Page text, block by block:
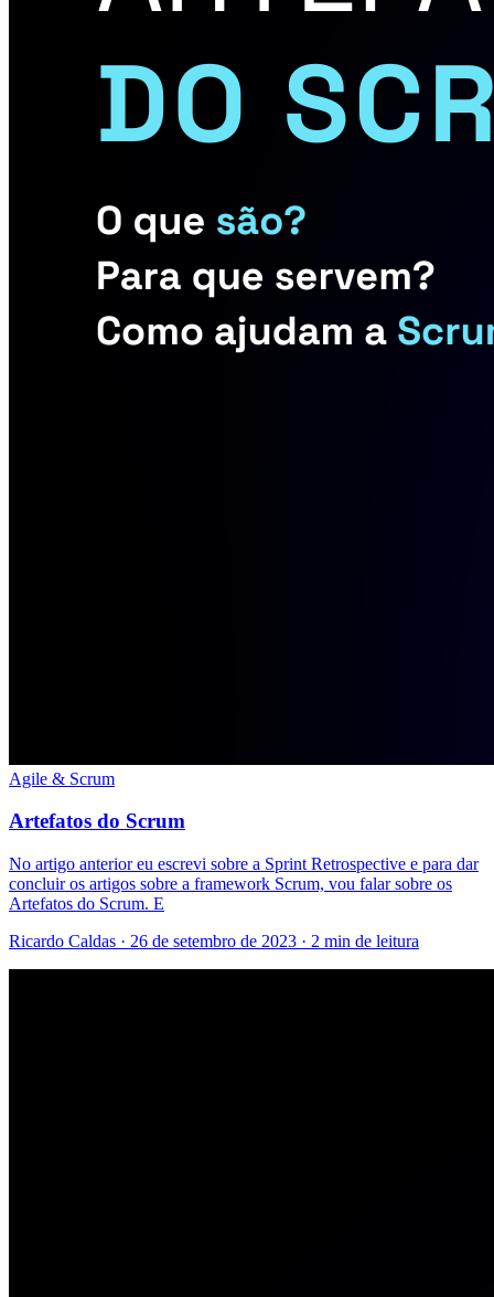
Agile & Scrum
Artefatos do Scrum
No artigo anterior eu escrevi sobre a Sprint Retrospective e para dar
concluir os artigos sobre a framework Scrum, vou falar sobre os
Artefatos do Scrum. E
Ricardo Caldas · 26 de setembro de 2023 · 2 min de leitura